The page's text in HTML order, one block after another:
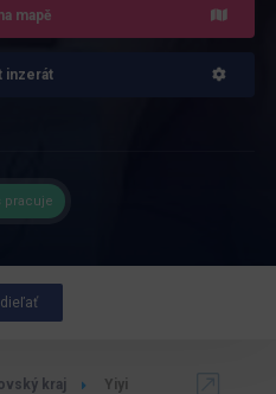
mapě
inzerát
pracuje
kraj Yiyi